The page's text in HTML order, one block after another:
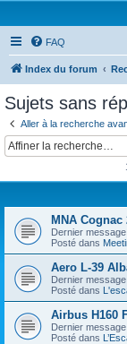
FAQ
Index du forum
Sujets sans
Aller à la recherche
MNA Cognac
Dernier
Posté dans
Aero L-39
Dernier
Posté dans
Airbus H160
Dernier
Posté dans